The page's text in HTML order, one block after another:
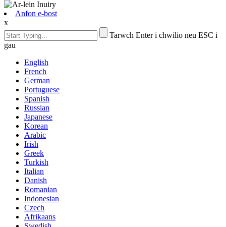
Anfon e-bost
x
Tarwch Enter i chwilio neu ESC i
gau
English
French
German
Portuguese
Spanish
Russian
Japanese
Korean
Arabic
Irish
Greek
Turkish
Italian
Danish
Romanian
Indonesian
Czech
Afrikaans